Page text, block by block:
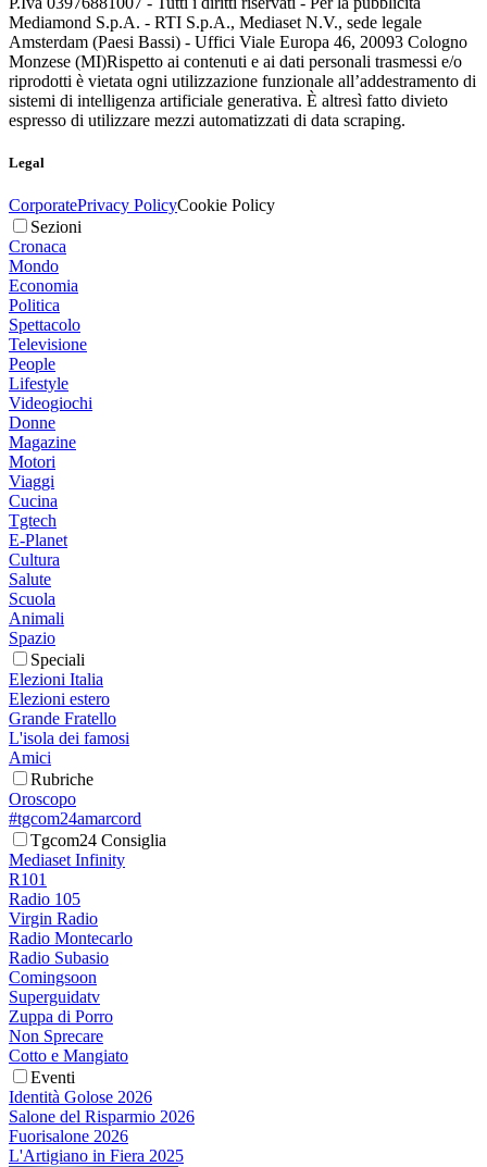
Mediamond S.p.A. - RTI S.p.A., Mediaset N.V., sede legale
Amsterdam (Paesi Bassi) - Uffici Viale Europa 46, 20093 Cologno
Monzese (MI)Rispetto ai contenuti e ai dati personali trasmessi e/o
riprodotti è vietata ogni utilizzazione funzionale all’addestramento di
sistemi di intelligenza artificiale generativa. È altresì fatto divieto
espresso di utilizzare mezzi automatizzati di data scraping.
Legal
CorporatePrivacy PolicyCookie Policy
Sezioni
Cronaca
Mondo
Economia
Politica
Spettacolo
Televisione
People
Lifestyle
Videogiochi
Donne
Magazine
Motori
Viaggi
Cucina
Tgtech
E-Planet
Cultura
Salute
Scuola
Animali
Spazio
Speciali
Elezioni Italia
Elezioni estero
Grande Fratello
L'isola dei famosi
Amici
Rubriche
Oroscopo
#tgcom24amarcord
Tgcom24 Consiglia
Mediaset Infinity
R101
Radio 105
Virgin Radio
Radio Montecarlo
Radio Subasio
Comingsoon
Superguidatv
Zuppa di Porro
Non Sprecare
Cotto e Mangiato
Eventi
Identità Golose 2026
Salone del Risparmio 2026
Fuorisalone 2026
L'Artigiano in Fiera 2025